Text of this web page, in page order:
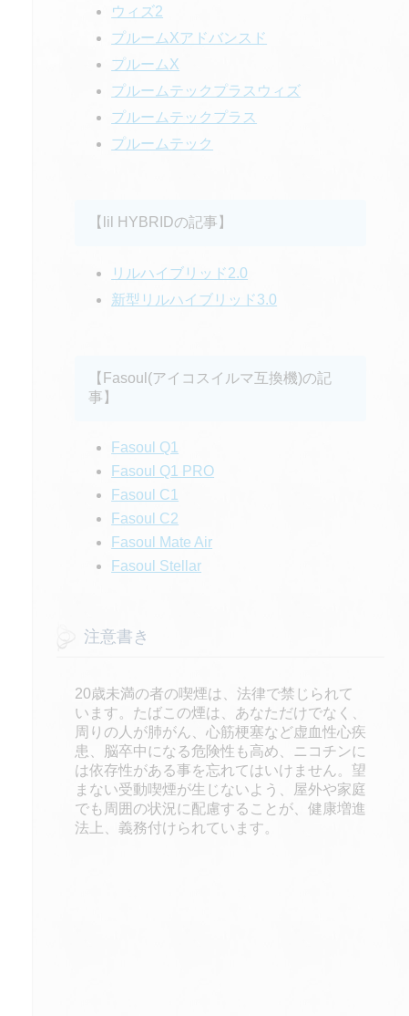
ウィズ2
プルームXアドバンスド
プルームX
プルームテックプラスウィズ
プルームテックプラス
プルームテック
【lil HYBRIDの記事】
リルハイブリッド2.0
新型リルハイブリッド3.0
【Fasoul(アイコスイルマ互換機)の記
事】
Fasoul Q1
Fasoul Q1 PRO
Fasoul C1
Fasoul C2
Fasoul Mate Air
Fasoul Stellar
注意書き
20歳未満の者の喫煙は、法律で禁じられて
います。たばこの煙は、あなただけでなく、
周りの人が肺がん、心筋梗塞など虚血性心疾
患、脳卒中になる危険性も高め、ニコチンに
は依存性がある事を忘れてはいけません。望
まない受動喫煙が生じないよう、屋外や家庭
でも周囲の状況に配慮することが、健康増進
法上、義務付けられています。